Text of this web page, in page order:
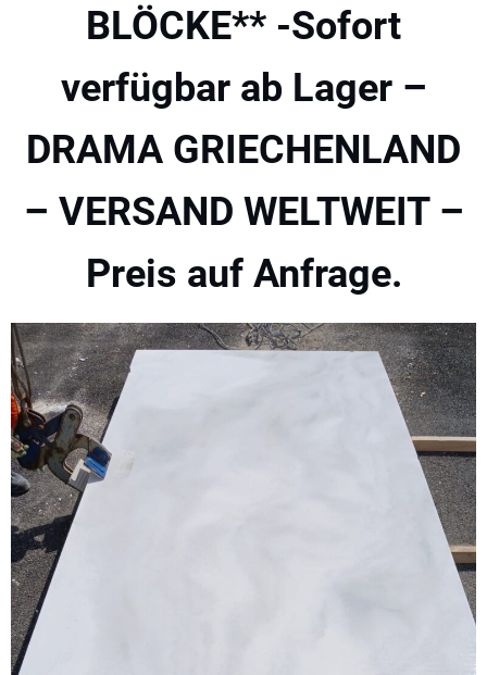
BLÖCKE** -Sofort
verfügbar ab Lager –
DRAMA GRIECHENLAND
– VERSAND WELTWEIT –
Preis auf Anfrage.